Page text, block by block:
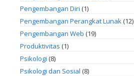
Pengembangan Diri (1)
Pengembangan Perangkat Lunak (12)
Pengembangan Web (19)
Produktivitas (1)
Psikologi (8)
Psikologi dan Sosial (8)